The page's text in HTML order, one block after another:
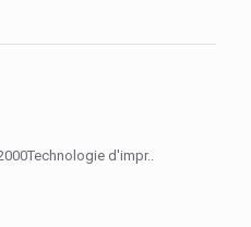
d'impr..